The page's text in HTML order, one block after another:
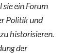
sie ein Forum
Politik und
historisieren.
der